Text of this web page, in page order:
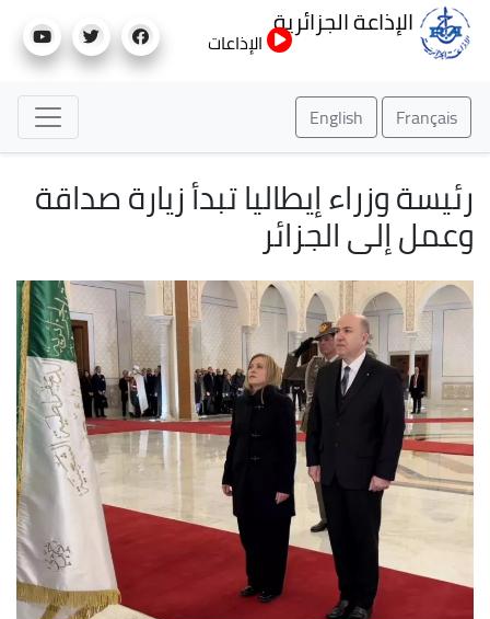
إلى
الإذاعة الجزائرية
الإذاعات
Français
English
رئيسة وزراء إيطاليا تبدأ زيارة صداقة
وعمل إلى الجزائر